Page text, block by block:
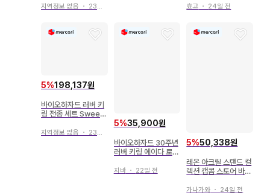
지역정보 없음 ・ 23일 전 효고 ・ 24일 전
5%198,137원
바이오하자드 러버 키
링 전종 세트 Sweets
지역정보 없음 ・ 23일 전
5%35,900원
바이오하자드 30주년
러버 키링 에이다 로켓
지바・ 22일 전
5%50,338원
레온 아크릴 스탠드 컬
렉션 캡콤 스토어 바이
가나가와 ・ 24일 전